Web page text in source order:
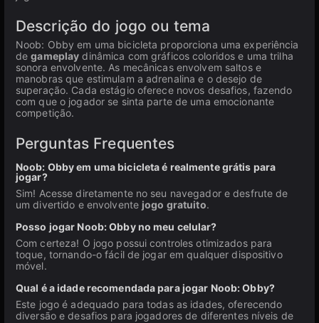
Descrição do jogo ou tema
Noob: Obby em uma bicicleta proporciona uma experiência
degameplay dinâmica com gráficos coloridos e uma trilha
sonora envolvente. As mecânicas envolvem saltos e
manobras que estimulam a adrenalina e o desejo de
superação. Cada estágio oferece novos desafios, fazendo
com que o jogador se sinta parte de uma emocionante
competição.
Perguntas Frequentes
Noob: Obby em uma bicicleta é realmente grátis para
jogar?
Sim! Acesse diretamente no seu navegador e desfrute de
um divertido e envolvente jogo gratuito.
Posso jogar Noob: Obby no meu celular?
Com certeza! O jogo possui controles otimizados para
toque, tornando-o fácil de jogar em qualquer dispositivo
móvel.
Qual é a idade recomendada para jogar Noob: Obby?
Este jogo é adequado para todas as idades, oferecendo
diversão e desafios para jogadores de diferentes níveis de